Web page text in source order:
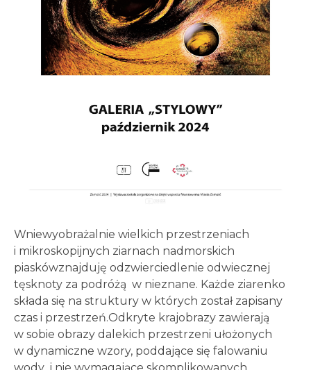
Wniewyobrażalnie wielkich przestrzeniach
i mikroskopijnych ziarnach nadmorskich
piaskówznajduję odzwierciedlenie odwiecznej
tęsknoty za podróżą w nieznane. Każde ziarenko
składa się na struktury w których został zapisany
czas i przestrzeń.Odkryte krajobrazy zawierają
w sobie obrazy dalekich przestrzeni ułożonych
w dynamiczne wzory, poddające się falowaniu